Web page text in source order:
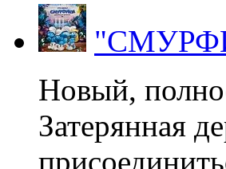
Новый,
Затерянная